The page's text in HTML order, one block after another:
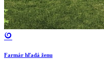
Farmár hľadá ženu